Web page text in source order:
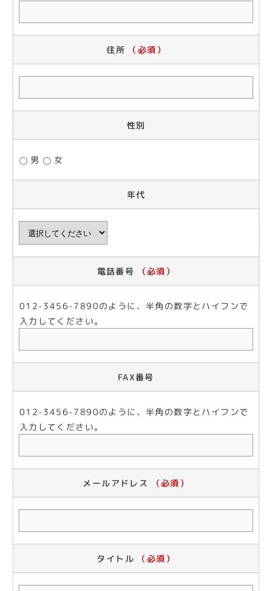
住所 （必須）
性別
男 女
年代
電話番号 （必須）
012-3456-7890のように、半角の数字とハイフンで
入力してください。
FAX番号
012-3456-7890のように、半角の数字とハイフンで
入力してください。
メールアドレス （必須）
タイトル （必須）